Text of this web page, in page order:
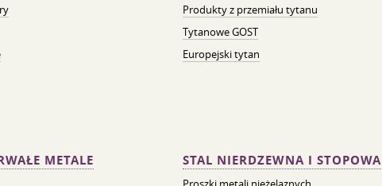
Produkty z przemiału tytanu
Tytanowe GOST
Europejski tytan
METALE STAL NIERDZEWNA I STOPOWA